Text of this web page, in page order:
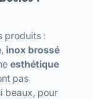
produits :
, inox brossé
esthétique
pas
beaux, pour